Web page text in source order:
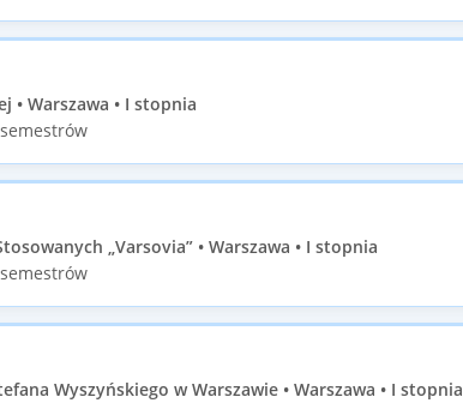
• Warszawa • I stopnia
„Varsovia” • Warszawa • I stopnia
Wyszyńskiego w Warszawie • Warszawa • I stopnia